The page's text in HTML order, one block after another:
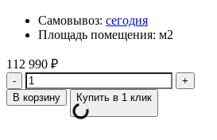
Самовывоз: сегодня
Площадь помещения: м2
112 990 ₽
Количество
В корзину Купить в 1 клик